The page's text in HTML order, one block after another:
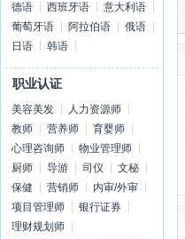
德语
西班牙语
意大利语
葡萄牙语
阿拉伯语
俄语
日语
韩语
职业认证
美容美发
人力资源师
教师
营养师
育婴师
心理咨询师
物业管理师
厨师
导游 司仪
文秘
保健
营销师
内审/外审
项目管理师
银行证券
理财规划师